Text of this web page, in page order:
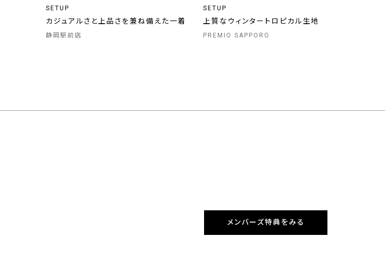
SETUP
カジュアルさと上品さを兼ね備えた一着
静岡駅前店
SETUP
上質なウィンタートロピカル生地
PREMIO SAPPORO
メンバーズ特典をみる